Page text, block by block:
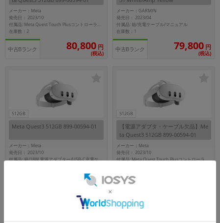
メーカー：Meta
発売日： 2023/10
付属品: Meta Quest Touch Plusコントローラーx2/手首ストラップx2/接顔部
在庫数：2
中古Bランク 80,800 円
(税込)
メーカー：GARMIN
発売日： 2023/04
付属品: 箱/充電ケーブル/マニュアル
在庫数：1
中古Bランク 79,800 円
(税込)
512GB
Meta Quest3 512GB 899-00594-01
メーカー：Meta
発売日： 2023/10
付属品: 箱/18W 電源アダプター/USB-C充電ケーブル/Meta Quest Touch Plusコントローラーx2/手首ストラップx2/接顔部/マニュアル
77,800
(税込)
512GB
【電源アダプタ・ケーブル欠品】Me
ta Quest3 512GB 899-00594-01
メーカー：Meta
発売日： 2023/10
付属品: Meta Quest Touch Plusコントローラーx2/手首ストラップx2/接顔部
中古Cランク